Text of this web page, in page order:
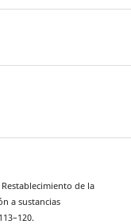
Restablecimiento de la
a sustancias